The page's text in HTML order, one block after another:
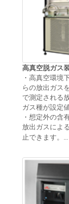
高真空脱ガス
・高真空環境
らの放出ガス
で測定される
ガス種が設定
・想定外の含
放出ガスによ
止できます。...